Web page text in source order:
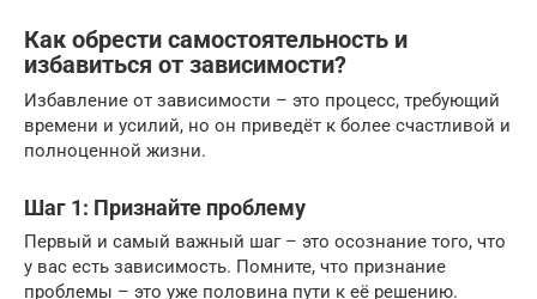
Как обрести самостоятельность и
избавиться от зависимости?
Избавление от зависимости – это процесс, требующий
времени и усилий, но он приведёт к более счастливой и
полноценной жизни.
Шаг 1: Признайте проблему
Первый и самый важный шаг – это осознание того, что
у вас есть зависимость. Помните, что признание
проблемы – это уже половина пути к её решению.